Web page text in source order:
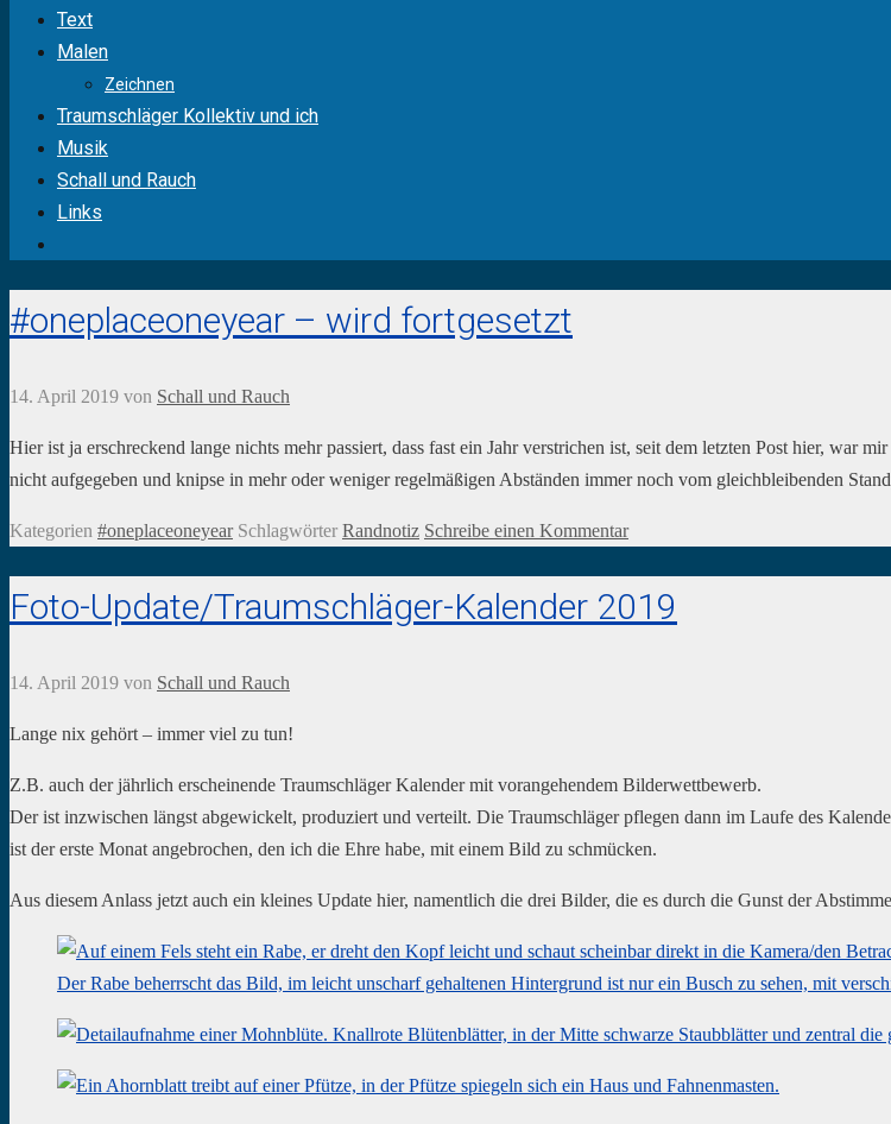
Text
Malen
Zeichnen
Traumschläger Kollektiv und ich
Musik
Schall und Rauch
Links
#oneplaceoneyear – wird fortgesetzt
14. April 2019 von Schall und Rauch
Hier ist ja erschreckend lange nichts mehr passiert, dass fast ein Jahr verstrichen ist, seit dem letzten Post hier, war
nicht aufgegeben und knipse in mehr oder weniger regelmäßigen Abständen immer noch vom gleichbleibenden
Kategorien #oneplaceoneyear Schlagwörter Randnotiz Schreibe einen Kommentar
Foto-Update/Traumschläger-Kalender 2019
14. April 2019 von Schall und Rauch
Lange nix gehört – immer viel zu tun!
Z.B. auch der jährlich erscheinende Traumschläger Kalender mit vorangehendem Bilderwettbewerb.
Der ist inzwischen längst abgewickelt, produziert und verteilt. Die Traumschläger pflegen dann im Laufe des
ist der erste Monat angebrochen, den ich die Ehre habe, mit einem Bild zu schmücken.
Aus diesem Anlass jetzt auch ein kleines Update hier, namentlich die drei Bilder, die es durch die Gunst der